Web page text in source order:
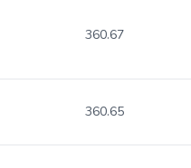
360.67
360.65